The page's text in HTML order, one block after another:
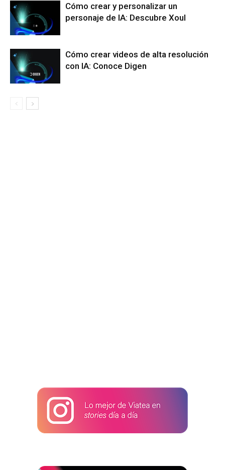
Cómo crear y personalizar un
personaje de IA: Descubre Xoul
Cómo crear videos de alta resolución
con IA: Conoce Digen